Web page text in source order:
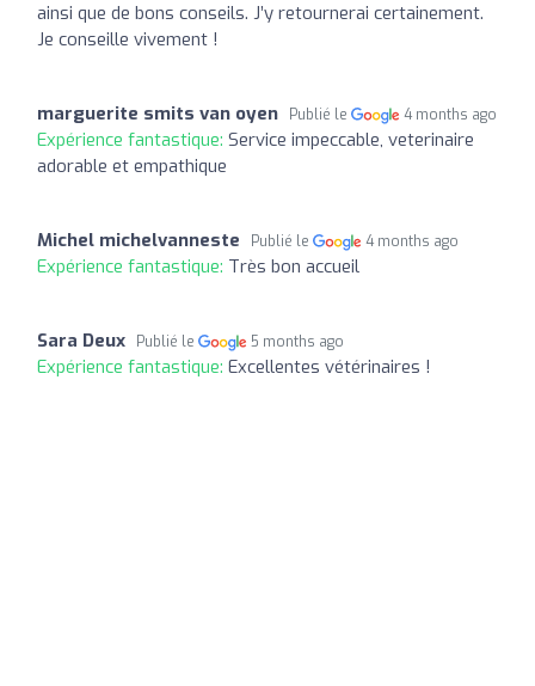
ainsi que de bons conseils. J’y retournerai certainement.
Je conseille vivement !
marguerite smits van oyen Publié le 4 months ago
Expérience fantastique: Service impeccable, veterinaire
adorable et empathique
Michel michelvanneste Publié le 4 months ago
Expérience fantastique: Très bon accueil
Sara Deux Publié le 5 months ago
Expérience fantastique: Excellentes vétérinaires !